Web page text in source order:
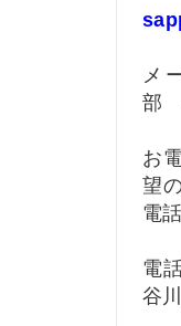
メ
部
お
望
電
電
谷川